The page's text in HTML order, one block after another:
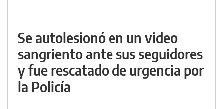
Se autolesionó en un video
sangriento ante sus seguidores
y fue rescatado de urgencia por
la Policía